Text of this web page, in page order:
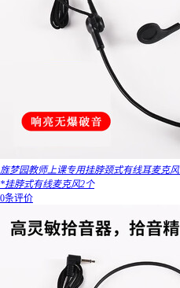
旌梦园教师上课专用挂脖颈式有线耳麦克
*挂脖式有线麦克风2个
0条评价